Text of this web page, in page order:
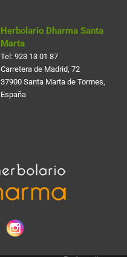
Herbolario Dharma Santa
Marta
Tel: 923 13 01 87
Carretera de Madrid, 72
37900 Santa Marta de Tormes,
España